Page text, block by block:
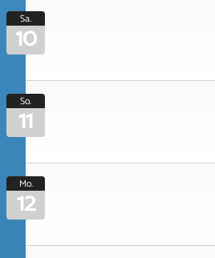
Sa.
10
So.
11
Mo.
12